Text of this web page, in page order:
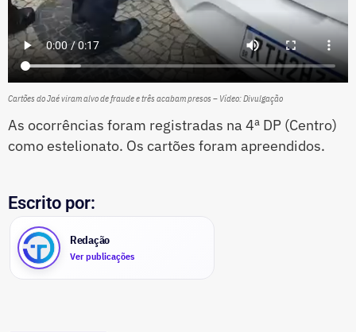
Cartões do Jaé viram alvo de fraude e três acabam presos – Vídeo: Divulgação
As ocorrências foram registradas na 4ª DP (Centro)
como estelionato. Os cartões foram apreendidos.
Escrito por:
Redação
Ver publicações